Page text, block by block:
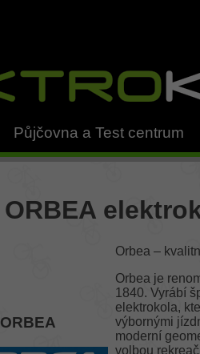
Půjčovna a Test centrum
ORBEA
ORBEA
Orbea –
Orbea je
1840. Vyrábí
elektrokola,
výbornými
moderní
volbou